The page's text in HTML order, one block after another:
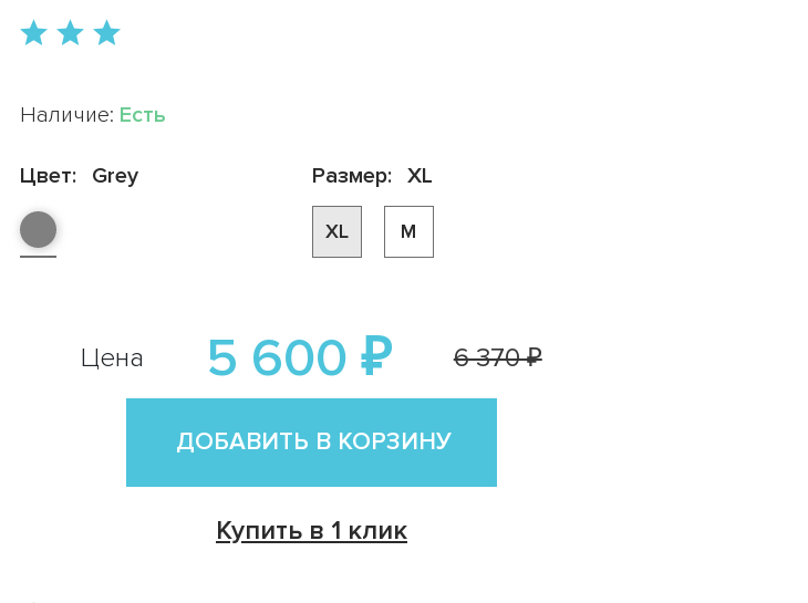
Наличие: Есть
Цвет: Grey Размер: XL
XL M
Цена 5 600 ₽ 6 370 ₽
ДОБАВИТЬ В КОРЗИНУ
Купить в 1 клик